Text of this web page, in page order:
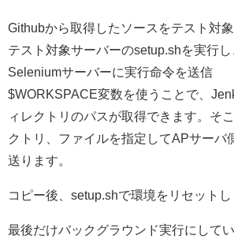
Githubから取得したソースをテスト対
テスト対象サーバーのsetup.shを実行
Seleniumサーバーに実行命令を送信
$WORKSPACE変数を使うことで、
ィレクトリのパスが取得できます。そ
クトリ、ファイルを指定してAPサーバ
送ります。
コピー後、setup.shで環境をリセットし
最後だけバックグラウンド実行にして